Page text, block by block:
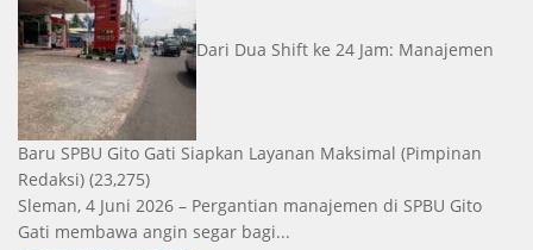
Dari Dua Shift ke 24 Jam: Manajemen
Baru SPBU Gito Gati Siapkan Layanan Maksimal (Pimpinan
Redaksi) (23,275)
Sleman, 4 Juni 2026 – Pergantian manajemen di SPBU Gito
Gati membawa angin segar bagi...